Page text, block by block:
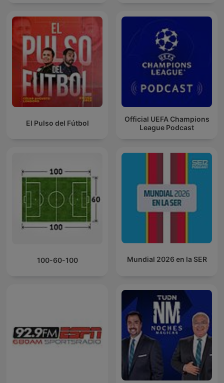
El Pulso del Fútbol
Official UEFA Champions
League Podcast
100-60-100 Mundial 2026 en la SER